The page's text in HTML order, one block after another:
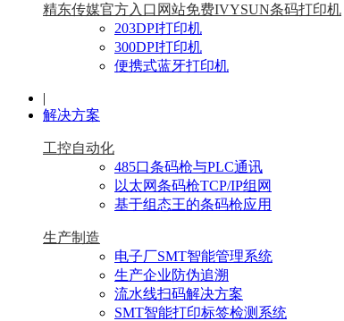
精东传媒官方入口网站免费IVYSUN条码打印机
203DPI打印机
300DPI打印机
便携式蓝牙打印机
|
解决方案
工控自动化
485口条码枪与PLC通讯
以太网条码枪TCP/IP组网
基于组态王的条码枪应用
生产制造
电子厂SMT智能管理系统
生产企业防伪追溯
流水线扫码解决方案
SMT智能打印标签检测系统